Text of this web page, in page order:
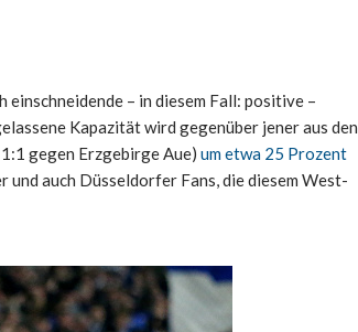
– in diesem Fall: positive –
Kapazität wird gegenüber jener aus den
gegen Erzgebirge Aue) um etwa 25 Prozent
und auch Düsseldorfer Fans, die diesem West-